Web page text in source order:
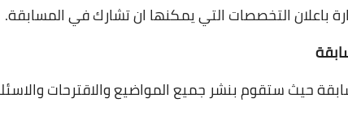
باعلان التخصصات التي يمكنها ان تشارك في المسابقة.
حيث ستقوم بنشر جميع المواضيع والاقترحات